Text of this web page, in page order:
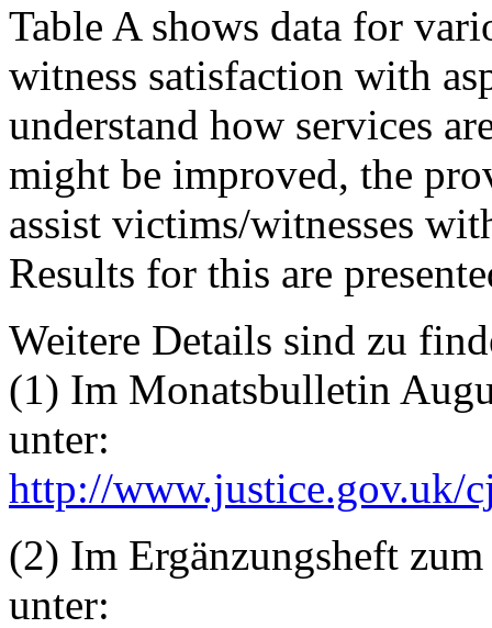
Table A shows data for
witness satisfaction with
understand how services
might be improved, the
assist victims/witnesses
Results for this are
Weitere Details sind zu
(1) Im Monatsbulletin
unter:
http://www.justice.gov.uk/
(2) Im Ergänzungsheft
unter: